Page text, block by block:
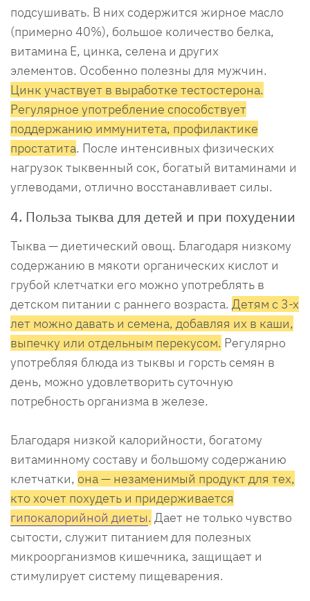
подсушивать. В них содержится жирное масло
(примерно 40%), большое количество белка,
витамина Е, цинка, селена и других
элементов. Особенно полезны для мужчин.
Цинк участвует в выработке тестостерона.
Регулярное употребление способствует
поддержанию иммунитета, профилактике
простатита. После интенсивных физических
нагрузок тыквенный сок, богатый витаминами и
углеводами, отлично восстанавливает силы.
4. Польза тыква для детей и при похудении
Тыква — диетический овощ. Благодаря низкому
содержанию в мякоти органических кислот и
грубой клетчатки его можно употреблять в
детском питании с раннего возраста. Детям с 3-х
лет можно давать и семена, добавляя их в каши,
выпечку или отдельным перекусом. Регулярно
употребляя блюда из тыквы и горсть семян в
день, можно удовлетворить суточную
потребность организма в железе.
Благодаря низкой калорийности, богатому
витаминному составу и большому содержанию
клетчатки, она— незаменимый продукт для тех,
кто хочет похудеть и придерживается
гипокалорийной диеты. Дает не только чувство
сытости, служит питанием для полезных
микроорганизмов кишечника, защищает и
стимулирует систему пищеварения.